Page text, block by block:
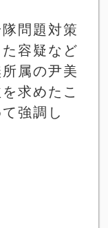
問題対策
容疑など
属の尹美
求めたこ
強調し